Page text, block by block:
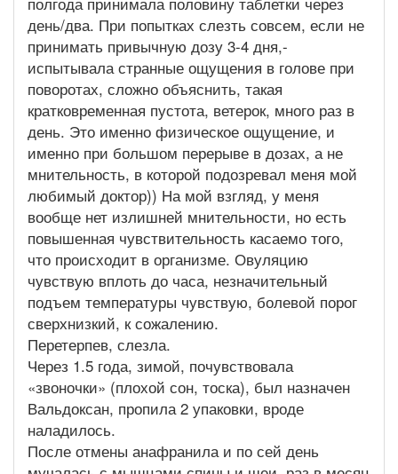
день/два. При попытках слезть совсем, если не
принимать привычную дозу 3-4 дня,-
испытывала странные ощущения в голове при
поворотах, сложно объяснить, такая
кратковременная пустота, ветерок, много раз в
день. Это именно физическое ощущение, и
именно при большом перерыве в дозах, а не
мнительность, в которой подозревал меня мой
любимый доктор)) На мой взгляд, у меня
вообще нет излишней мнительности, но есть
повышенная чувствительность касаемо того,
что происходит в организме. Овуляцию
чувствую вплоть до часа, незначительный
подъем температуры чувствую, болевой порог
сверхнизкий, к сожалению.
Перетерпев, слезла.
Через 1.5 года, зимой, почувствовала
«звоночки» (плохой сон, тоска), был назначен
Вальдоксан, пропила 2 упаковки, вроде
наладилось.
После отмены анафранила и по сей день